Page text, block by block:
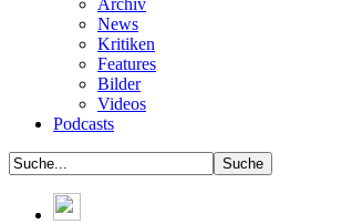
Archiv
News
Kritiken
Features
Bilder
Videos
Podcasts